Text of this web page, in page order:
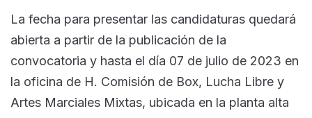
La fecha para presentar las candidaturas quedará
abierta a partir de la publicación de la
convocatoria y hasta el día 07 de julio de 2023 en
la oficina de H. Comisión de Box, Lucha Libre y
Artes Marciales Mixtas, ubicada en la planta alta